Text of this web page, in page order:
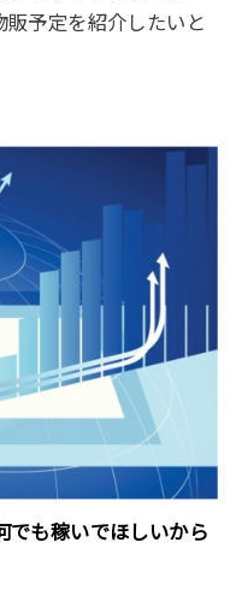
販予定を紹介したいと
でも稼いでほしいから